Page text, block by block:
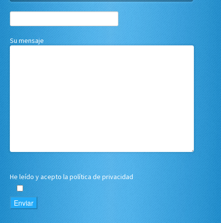
Su mensaje
He leído y acepto la política de privacidad